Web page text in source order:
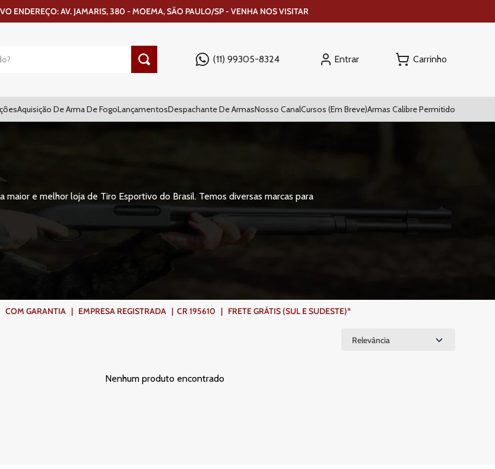
ENDEREÇO: AV. JAMARIS, 380 - MOEMA, SÃO PAULO/SP - VENHA NOS VISITAR
(11) 99305-8324 Entrar
Aquisição De Arma De FogoLançamentosDespachante De ArmasNosso CanalCursos (Em Breve)Armas Calibre Permitido
e melhor loja de Tiro Esportivo do Brasil. Temos diversas marcas para
GARANTIA | EMPRESA REGISTRADA | CR 195610 | FRETE GRÁTIS (SUL E SUDESTE)*
Relevância
Nenhum produto encontrado